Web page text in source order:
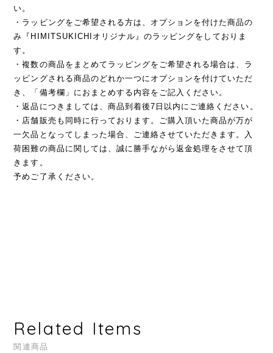
い。
・ラッピングをご希望される方は、オプションを付けた商品の
み『HIMITSUKICHIオリジナル』のラッピングをしておりま
す。
・複数の商品をまとめてラッピングをご希望される場合は、ラ
ッピングされる商品のどれか一つにオプションを付けていただ
き、「備考欄」におまとめする内容をご記入ください。
・返品につきましては、商品到着後7日以内にご連絡ください。
・店舗販売も同時に行っております。ご購入頂いた商品が万が
一欠品となってしまった場合、ご連絡させていただきます。入
荷困難の商品に関しては、誠に勝手ながら返金処理をさせて頂
きます。
予めご了承ください。
Related Items
関連商品